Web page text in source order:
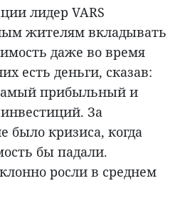
лидер VARS
жителям вкладывать
даже во время
есть деньги, сказав:
прибыльный и
За
было кризиса, когда
бы падали.
росли в среднем